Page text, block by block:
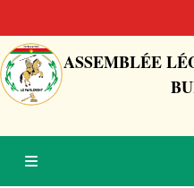
ASSEMBLÉE